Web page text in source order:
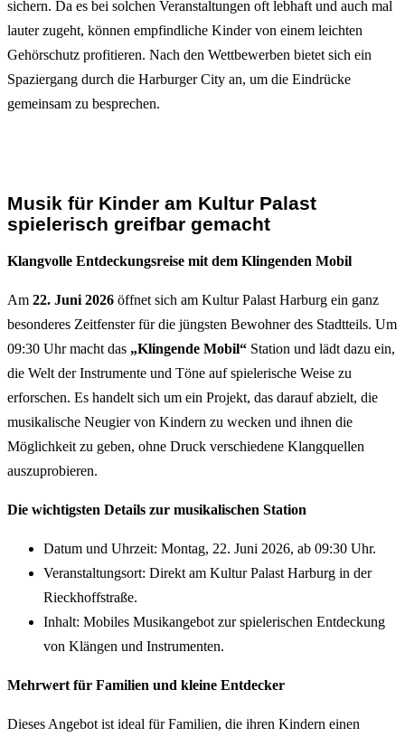
sichern. Da es bei solchen Veranstaltungen oft lebhaft und auch mal
lauter zugeht, können empfindliche Kinder von einem leichten
Gehörschutz profitieren. Nach den Wettbewerben bietet sich ein
Spaziergang durch die Harburger City an, um die Eindrücke
gemeinsam zu besprechen.
Musik für Kinder am Kultur Palast
spielerisch greifbar gemacht
Klangvolle Entdeckungsreise mit dem Klingenden Mobil
Am 22. Juni 2026 öffnet sich am Kultur Palast Harburg ein ganz
besonderes Zeitfenster für die jüngsten Bewohner des Stadtteils. Um
09:30 Uhr macht das „Klingende Mobil“ Station und lädt dazu ein,
die Welt der Instrumente und Töne auf spielerische Weise zu
erforschen. Es handelt sich um ein Projekt, das darauf abzielt, die
musikalische Neugier von Kindern zu wecken und ihnen die
Möglichkeit zu geben, ohne Druck verschiedene Klangquellen
auszuprobieren.
Die wichtigsten Details zur musikalischen Station
Datum und Uhrzeit: Montag, 22. Juni 2026, ab 09:30 Uhr.
Veranstaltungsort: Direkt am Kultur Palast Harburg in der
Rieckhoffstraße.
Inhalt: Mobiles Musikangebot zur spielerischen Entdeckung
von Klängen und Instrumenten.
Mehrwert für Familien und kleine Entdecker
Dieses Angebot ist ideal für Familien, die ihren Kindern einen